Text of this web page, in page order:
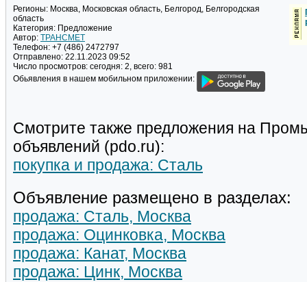
Регионы: Москва, Московская область, Белгород, Белгородская
область
Категория: Предложение
Автор: ТРАНСМЕТ
Телефон: +7 (486) 2472797
Отправлено: 22.11.2023 09:52
Число просмотров: сегодня: 2, всего: 981
Обьявления в нашем мобильном приложении:
Смотрите также предложения на
объявлений (pdo.ru):
покупка и продажа: Сталь
Объявление размещено в разделах:
продажа: Сталь, Москва
продажа: Оцинковка, Москва
продажа: Канат, Москва
продажа: Цинк, Москва